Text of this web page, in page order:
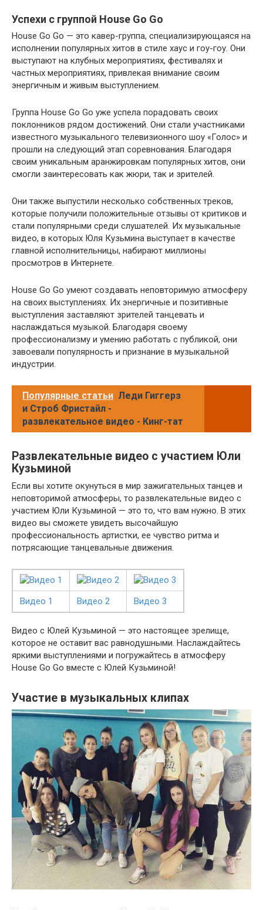
Успехи с группой House Go Go
House Go Go — это кавер-группа, специализирующаяся на
исполнении популярных хитов в стиле хаус и гоу-гоу. Они
выступают на клубных мероприятиях, фестивалях и
частных мероприятиях, привлекая внимание своим
энергичным и живым выступлением.
Группа House Go Go уже успела порадовать своих
поклонников рядом достижений. Они стали участниками
известного музыкального телевизионного шоу «Голос» и
прошли на следующий этап соревнования. Благодаря
своим уникальным аранжировкам популярных хитов, они
смогли заинтересовать как жюри, так и зрителей.
Они также выпустили несколько собственных треков,
которые получили положительные отзывы от критиков и
стали популярными среди слушателей. Их музыкальные
видео, в которых Юля Кузьмина выступает в качестве
главной исполнительницы, набирают миллионы
просмотров в Интернете.
House Go Go умеют создавать неповторимую атмосферу
на своих выступлениях. Их энергичные и позитивные
выступления заставляют зрителей танцевать и
наслаждаться музыкой. Благодаря своему
профессионализму и умению работать с публикой, они
завоевали популярность и признание в музыкальной
индустрии.
Популярные статьи Леди Гиггерз
и Строб Фристайл -
развлекательное видео - Кинг-тат
Развлекательные видео с участием Юли
Кузьминой
Если вы хотите окунуться в мир зажигательных танцев и
неповторимой атмосферы, то развлекательные видео с
участием Юли Кузьминой — это то, что вам нужно. В этих
видео вы сможете увидеть высочайшую
профессиональность артистки, ее чувство ритма и
потрясающие танцевальные движения.
Видео 1 Видео 2 Видео 3
Видео с Юлей Кузьминой — это настоящее зрелище,
которое не оставит вас равнодушными. Наслаждайтесь
яркими выступлениями и погружайтесь в атмосферу
House Go Go вместе с Юлей Кузьминой!
Участие в музыкальных клипах